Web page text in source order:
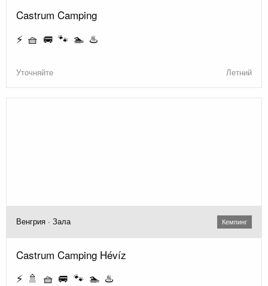
Castrum Camping
⚡ 🧺 🚐 🐾 🏊 ♨️
Уточняйте Летний
Венгрия · Зала Кемпинг
Castrum Camping Hévíz
⚡ 🚿 🧺 🚐 🐾 🏊 ♨️